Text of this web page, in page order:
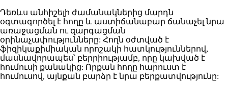
Դեռևս անհիշելի ժամանակներից մարդն
օգտագործել է հողը և աստիճանաբար ճանաչել նրա
առաջացման ու զարգացման
օրինաչափությունները: Հողն օժտված է
ֆիզիկաքիմիական որոշակի հատկություններով,
մասնավորապես՝ բերրիությամբ, որը կախված է
հումուսի քանակից: Որքան հողը հարուստ է
հումուսով, այնքան բարձր է նրա բերքատվությունը: